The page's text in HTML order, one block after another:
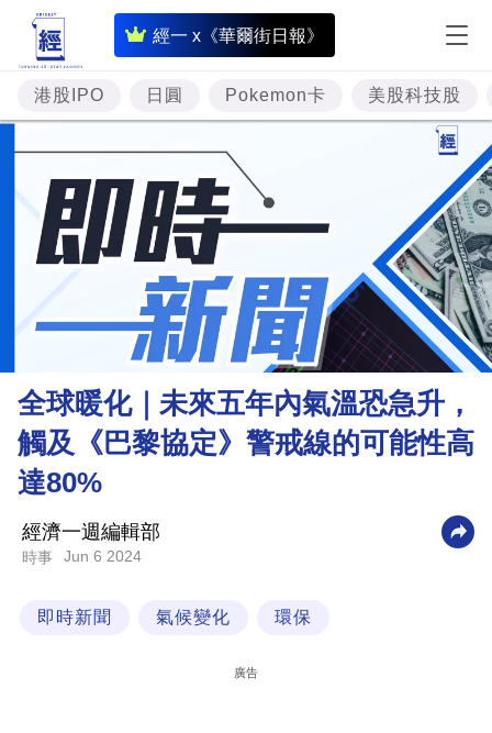
經一 x《華爾街日報》
即
時
財
經
專
題
投
資
樓
市
商
科
技
港股IPO 日圓 Pokemon卡 美股科技股
全球暖化｜未來五年內氣溫恐急升，
觸及《巴黎協定》警戒線的可能性高
達80%
經濟一週編輯部
時事 Jun 6 2024
即時新聞 氣候變化 環保
廣告